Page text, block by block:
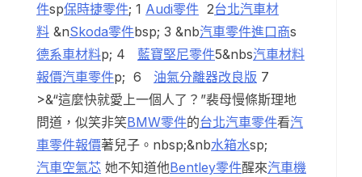
件sp保時捷零件; 1 Audi零件 2台北汽車材
料 &nSkoda零件bsp; 3 &nb汽車零件進口商s
德系車材料p; 4 藍寶堅尼零件5&nbs汽車材料
報價汽車零件p; 6 油氣分離器改良版 7
>&“這麼快就愛上一個人了？”裴母慢條斯理地
問道，似笑非笑BMW零件的台北汽車零件看汽
車零件報價著兒子。nbsp;&nb水箱水sp;
汽車空氣芯 她不知道他Bentley零件醒來汽車機